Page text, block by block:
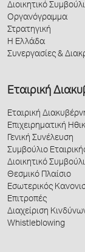
Διοικητικό
Οργανόγραμμα
Στρατηγική
Η Ελλάδα
Συνεργασίες &
Εταιρική
Εταιρική
Επιχειρηματική
Γενική Συνέλευση
Συμβούλιο
Διοικητικό
Θεσμικό Πλαίσιο
Εσωτερικός
Επιτροπές
Διαχείριση
Whistleblowing